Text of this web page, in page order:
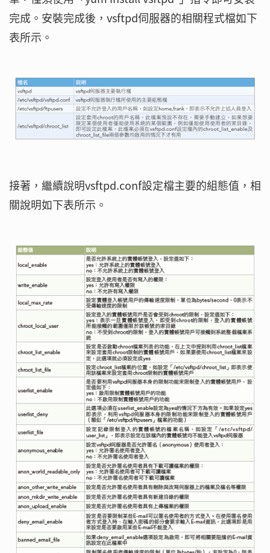
完成。安裝完成後，vsftpd伺服器的相關程式檔如下
表所示。
接著，繼續說明vsftpd.conf設定檔主要的組態值，相
關說明如下表所示。